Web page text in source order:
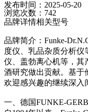
发布时间：2025-05-20
浏览次数：742
品牌详情相关型号
品牌简介：Funke-
度仪、乳品杂质分析仪
仪、盖勃离心机等，其
酒研究做出贡献。基于
欢迎感兴趣的继续深入
一、德国FUNKE-